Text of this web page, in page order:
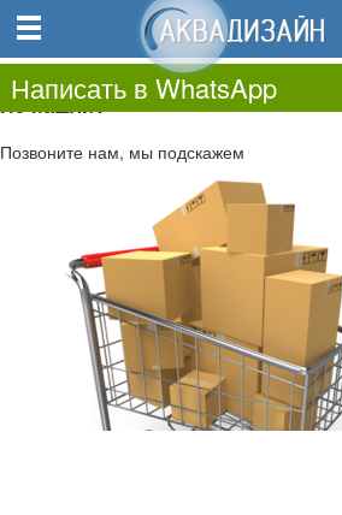
0.00
0
Не нашли?
Позвоните нам, мы подскажем
Написать в WhatsApp